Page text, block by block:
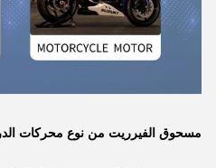
مسحوق الفيرريت من نوع محركات